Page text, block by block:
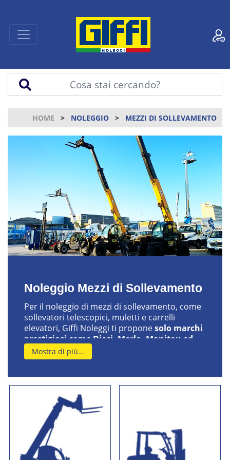
HOME NOLEGGIO MEZZI DI SOLLEVAMENTO
Noleggio Mezzi di Sollevamento
Per il noleggio di mezzi di sollevamento, come
sollevatori telescopici, muletti e carrelli
elevatori, Giffi Noleggi ti proponesolo marchi
prestigiosi come Dieci, Merlo, Manitou ed
Haulotteper i sollevatori e marchi leggendari
comeLinde, OM Still e Toyota
Ogni mezzo Giffi Noleggi è nuovo e viene
nostro tecnico specializzato. Ti offriamo il
noleggio di carrelli elevatori e sollevatori
prezzo più basso del mercato
formula del contratto aperto, puoi noleggiare
qualsiasi mezzo senza vincoli di durata: man
mano che si allunga la durata del tuo noleggio
Mostra di più...